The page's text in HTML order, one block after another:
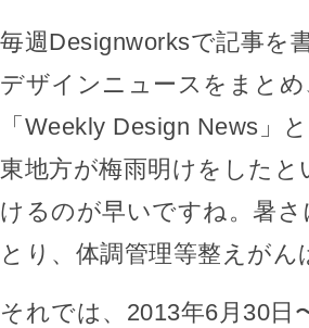
毎週Designworksで記事を
デザインニュースをまと
「Weekly Design News」
東地方が梅雨明けをした
けるのが早いですね。暑
とり、体調管理等整えが
それでは、2013年6月30日